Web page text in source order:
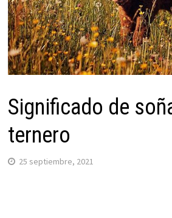
Significado de
ternero
25 septiembre, 2021